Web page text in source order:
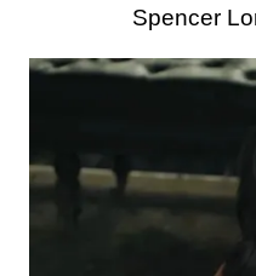
Spencer